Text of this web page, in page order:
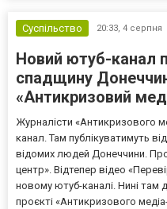
Суспільство 20:33, 4 серпня
Новий ютуб-канал
спадщину
«Антикризовий
Журналісти «Антикризового
канал. Там публікуватимуть
відомих людей Донеччини.
центр». Відтепер відео
новому ютуб-каналі. Нині там
проєкті «Антикризового